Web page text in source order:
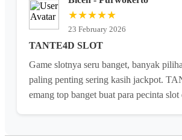
★★★★★
23 February 2026
TANTE4D SLOT
Game slotnya seru banget, banyak
paling penting sering kasih jackpot.
emang top banget buat para pecinta